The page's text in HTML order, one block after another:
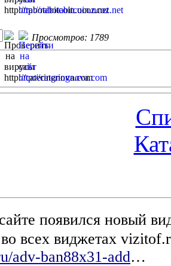
Просмотров: 1789
появился новый
всех виджетах
adv-ban88x31-add…